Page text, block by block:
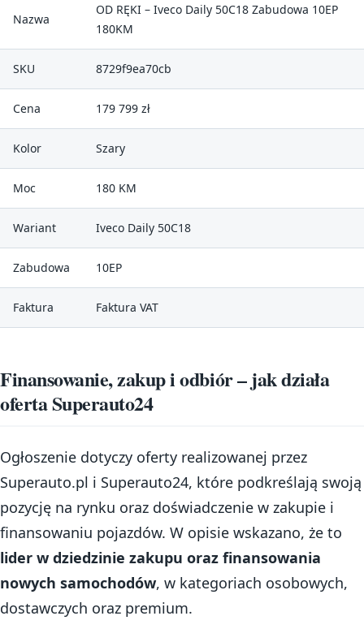
Nazwa
OD RĘKI – Iveco Daily 50C18 Zabudowa 10EP
180KM
SKU 8729f9ea70cb
Cena 179 799 zł
Kolor Szary
Moc 180 KM
Wariant Iveco Daily 50C18
Zabudowa 10EP
Faktura Faktura VAT
Finansowanie, zakup i odbiór – jak działa
oferta Superauto24
Ogłoszenie dotyczy oferty realizowanej przez
Superauto.pl i Superauto24, które podkreślają swoją
pozycję na rynku oraz doświadczenie w zakupie i
finansowaniu pojazdów. W opisie wskazano, że to
lider w dziedzinie zakupu oraz finansowania
nowych samochodów, w kategoriach osobowych,
dostawczych oraz premium.